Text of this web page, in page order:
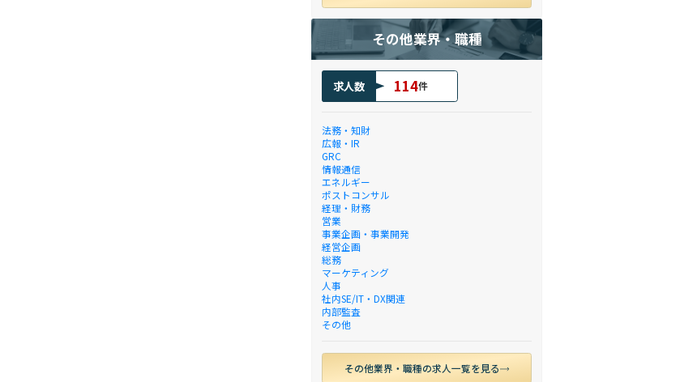
その他業界・職種
求人数 114件
法務・知財
広報・IR
GRC
情報通信
エネルギー
ポストコンサル
経理・財務
営業
事業企画・事業開発
経営企画
総務
マーケティング
人事
社内SE/IT・DX関連
内部監査
その他
その他業界・職種の求人一覧を見る